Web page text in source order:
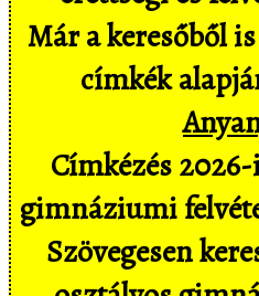
Már a keresőből
címkék
Címkézés
gimnáziumi
Szövegesen